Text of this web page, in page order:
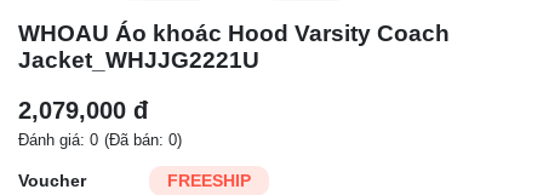
WHOAU Áo khoác Hood Varsity Coach
Jacket_WHJJG2221U
2,079,000 đ
Đánh giá: 0 (Đã bán: 0)
Voucher FREESHIP